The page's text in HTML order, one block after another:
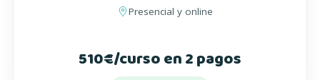
Presencial y online
510€/curso en 2 pagos